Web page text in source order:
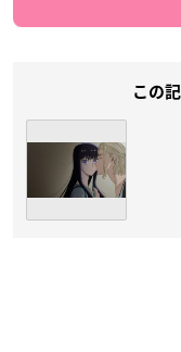
この